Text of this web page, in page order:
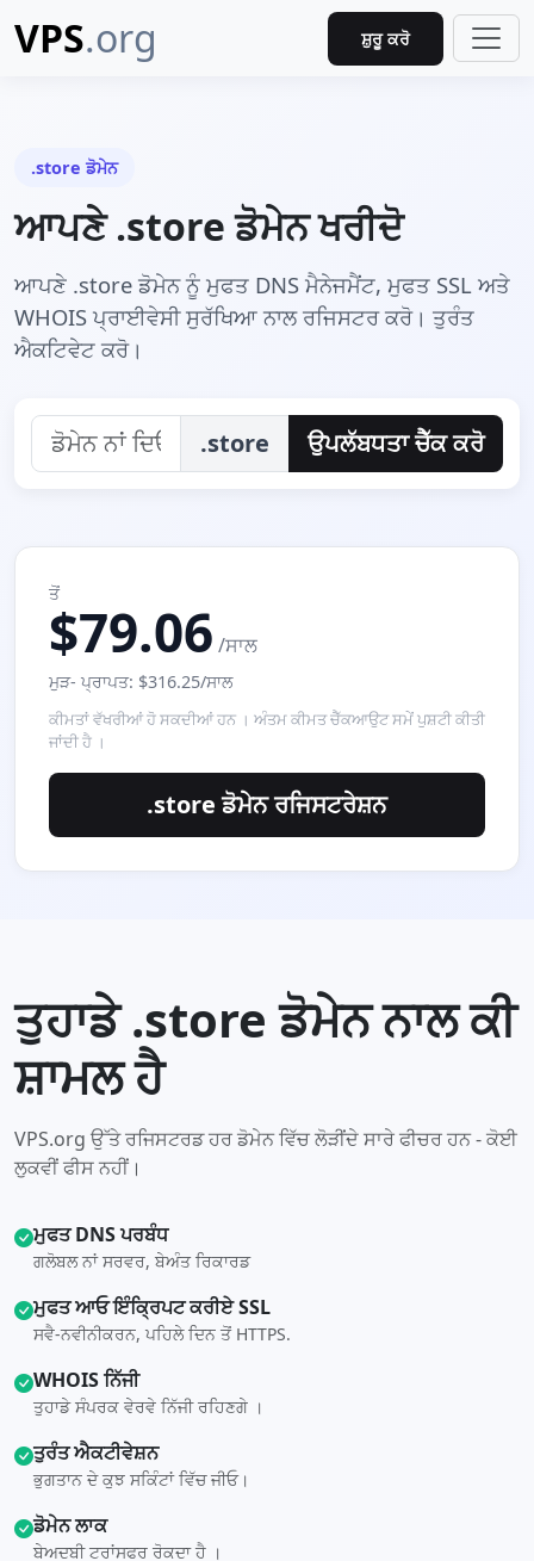
VPS.org ਸ਼ੁਰੂ ਕਰੋ
.store ਡੋਮੇਨ
ਆਪਣੇ .store ਡੋਮੇਨ ਖਰੀਦੋ
ਆਪਣੇ .store ਡੋਮੇਨ ਨੂੰ ਮੁਫਤ DNS ਮੈਨੇਜਮੈਂਟ, ਮੁਫਤ SSL ਅਤੇ
WHOIS ਪ੍ਰਾਈਵੇਸੀ ਸੁਰੱਖਿਆ ਨਾਲ ਰਜਿਸਟਰ ਕਰੋ। ਤੁਰੰਤ
ਐਕਟਿਵੇਟ ਕਰੋ।
.store ਉਪਲੱਬਧਤਾ ਚੈੱਕ ਕਰੋ
ਤੋਂ
$79.06 /ਸਾਲ
ਮੁੜ- ਪ੍ਰਾਪਤ: $316.25/ਸਾਲ
ਕੀਮਤਾਂ ਵੱਖਰੀਆਂ ਹੋ ਸਕਦੀਆਂ ਹਨ । ਅੰਤਮ ਕੀਮਤ ਚੈੱਕਆਉਟ ਸਮੇਂ ਪੁਸ਼ਟੀ ਕੀਤੀ
ਜਾਂਦੀ ਹੈ ।
.store ਡੋਮੇਨ ਰਜਿਸਟਰੇਸ਼ਨ
ਤੁਹਾਡੇ .store ਡੋਮੇਨ ਨਾਲ ਕੀ
ਸ਼ਾਮਲ ਹੈ
VPS.org ਉੱਤੇ ਰਜਿਸਟਰਡ ਹਰ ਡੋਮੇਨ ਵਿੱਚ ਲੋੜੀਂਦੇ ਸਾਰੇ ਫੀਚਰ ਹਨ - ਕੋਈ
ਲੁਕਵੀਂ ਫੀਸ ਨਹੀਂ।
ਮੁਫਤ DNS ਪਰਬੰਧ
ਗਲੋਬਲ ਨਾਂ ਸਰਵਰ, ਬੇਅੰਤ ਰਿਕਾਰਡ
ਮੁਫਤ ਆਓ ਇੰਕ੍ਰਿਪਟ ਕਰੀਏ SSL
ਸਵੈ-ਨਵੀਨੀਕਰਨ, ਪਹਿਲੇ ਦਿਨ ਤੋਂ HTTPS.
WHOIS ਨਿੱਜੀ
ਤੁਹਾਡੇ ਸੰਪਰਕ ਵੇਰਵੇ ਨਿੱਜੀ ਰਹਿਣਗੇ ।
ਤੁਰੰਤ ਐਕਟੀਵੇਸ਼ਨ
ਭੁਗਤਾਨ ਦੇ ਕੁਝ ਸਕਿੰਟਾਂ ਵਿੱਚ ਜੀਓ।
ਡੋਮੇਨ ਲਾਕ
ਬੇਅਦਬੀ ਟਰਾਂਸਫਰ ਰੋਕਦਾ ਹੈ ।